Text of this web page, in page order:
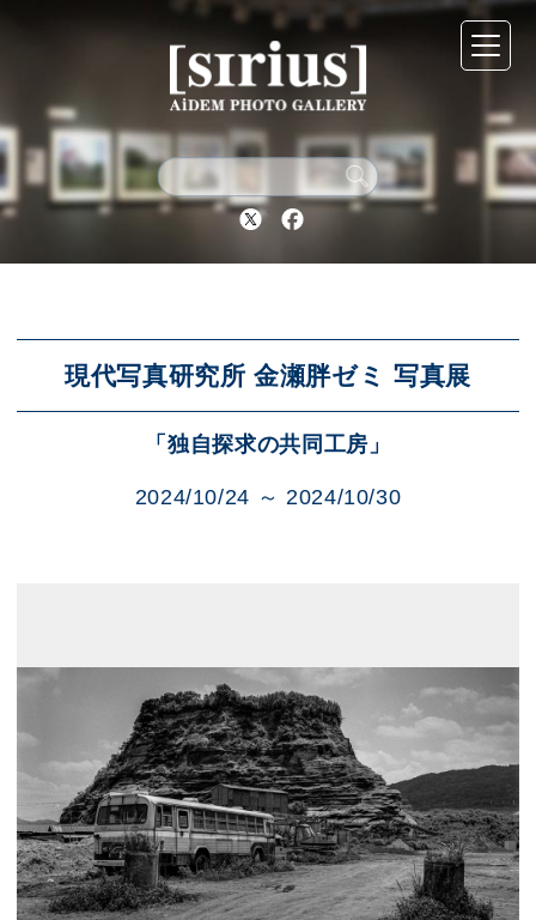
Twitter Facebook
現代写真研究所 金瀬胖ゼミ 写真展
「独自探求の共同工房」
2024/10/24 ～ 2024/10/30
シリウスについて
展示スケジュール
アクセス